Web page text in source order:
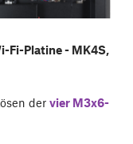
Fi-Platine - MK4S,
der vier M3x6-